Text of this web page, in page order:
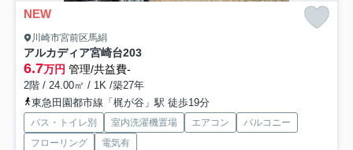
NEW
川崎市宮前区馬絹
アルカディア宮崎台203
6.7万円 管理/共益費-
2階 / 24.00㎡ / 1K /築27年
東急田園都市線「梶が谷」駅 徒歩19分
バス・トイレ別 室内洗濯機置場 エアコン
バルコニー
フローリング
電気有